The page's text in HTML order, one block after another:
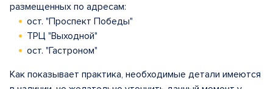
размещенных по адресам:
ост. "Проспект Победы"
ТРЦ "Выходной"
ост. "Гастроном"
Как показывает практика, необходимые детали имеются